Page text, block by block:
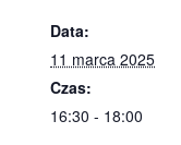
Data:
11 marca 2025
Czas:
16:30 - 18:00